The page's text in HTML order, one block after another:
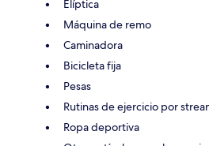
Elíptica
Máquina de remo
Caminadora
Bicicleta fija
Pesas
Rutinas de ejercicio por
Ropa deportiva